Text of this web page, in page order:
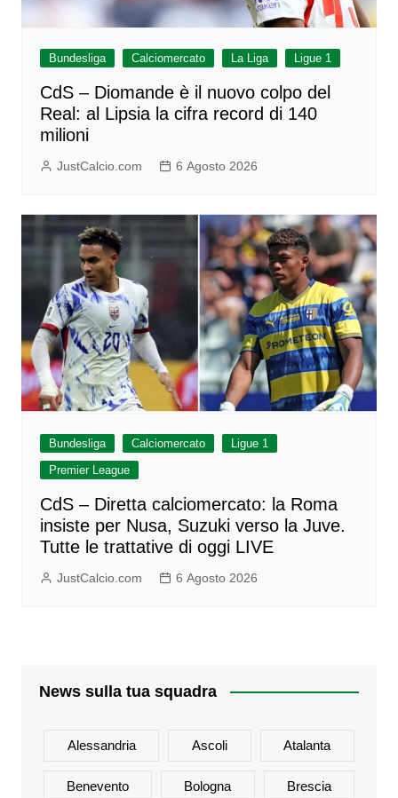
Bundesliga Calciomercato La Liga Ligue 1
CdS – Diomande è il nuovo colpo del
Real: al Lipsia la cifra record di 140
milioni
JustCalcio.com 6 Agosto 2026
Bundesliga Calciomercato
Ligue 1
Premier League
CdS – Diretta calciomercato: la Roma
insiste per Nusa, Suzuki verso la Juve.
Tutte le trattative di oggi LIVE
JustCalcio.com 6 Agosto 2026
News sulla tua squadra
Alessandria Ascoli Atalanta
Benevento Bologna Brescia